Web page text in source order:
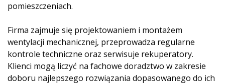
pomieszczeniach.
Firma zajmuje się projektowaniem i montażem
wentylacji mechanicznej, przeprowadza regularne
kontrole techniczne oraz serwisuje rekuperatory.
Klienci mogą liczyć na fachowe doradztwo w zakresie
doboru najlepszego rozwiązania dopasowanego do ich